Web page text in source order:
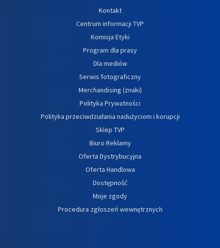
Kontakt
Centrum informacji TVP
Komisja Etyki
Program dla prasy
Dla mediów
Serwis fotograficzny
Merchandising (znaki)
Polityka Prywatności
Polityka przeciwdziałania nadużyciom i korupcji
Sklep TVP
Biuro Reklamy
Oferta Dystrybucyjna
Oferta Handlowa
Dostępność
Moje zgody
Procedura zgłoszeń wewnętrznych